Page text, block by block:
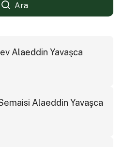
Ara
Alaeddin Yavaşca
Alaeddin Yavaşca